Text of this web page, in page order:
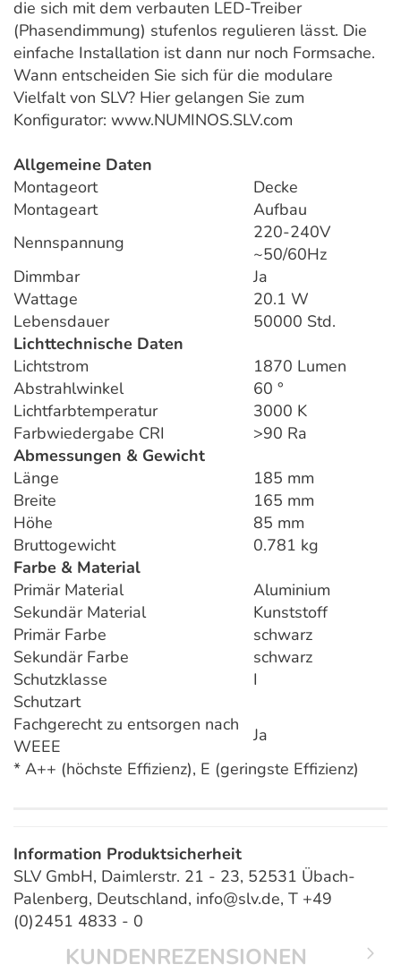
die sich mit dem verbauten LED-Treiber
(Phasendimmung) stufenlos regulieren lässt. Die
einfache Installation ist dann nur noch Formsache.
Wann entscheiden Sie sich für die modulare
Vielfalt von SLV? Hier gelangen Sie zum
Konfigurator: www.NUMINOS.SLV.com
Allgemeine Daten
Montageort
Decke
Montageart
Aufbau
Nennspannung
220-240V
~50/60Hz
Dimmbar
Ja
Wattage
20.1 W
Lebensdauer
50000 Std.
Lichttechnische Daten
Lichtstrom
1870 Lumen
Abstrahlwinkel
60 °
Lichtfarbtemperatur
3000 K
Farbwiedergabe CRI
>90 Ra
Abmessungen & Gewicht
Länge
185 mm
Breite
165 mm
Höhe
85 mm
Bruttogewicht
0.781 kg
Farbe & Material
Primär Material
Aluminium
Sekundär Material
Kunststoff
Primär Farbe
schwarz
Sekundär Farbe
schwarz
Schutzklasse
I
Schutzart
Fachgerecht zu entsorgen nach
WEEE
Ja
* A++ (höchste Effizienz), E (geringste Effizienz)
Information Produktsicherheit
SLV GmbH, Daimlerstr. 21 - 23, 52531 Übach-
Palenberg, Deutschland, info@slv.de, T +49
(0)2451 4833 - 0
KUNDENREZENSIONEN